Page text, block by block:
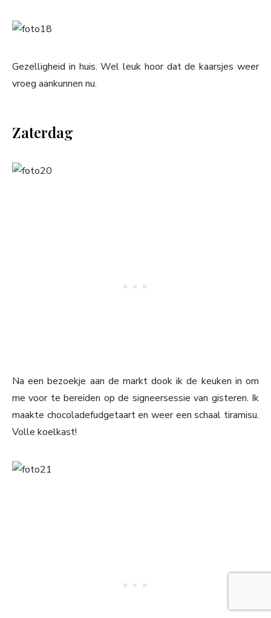
Gezelligheid in huis. Wel leuk hoor dat de kaarsjes weer
vroeg aankunnen nu.
Zaterdag
Na een bezoekje aan de markt dook ik de keuken in om
me voor te bereiden op de signeersessie van gisteren. Ik
maakte chocoladefudgetaart en weer een schaal tiramisu.
Volle koelkast!